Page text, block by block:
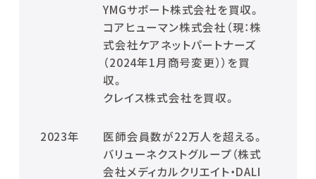
YMGサポート株式会社を買収。
コアヒューマン株式会社（現：株
式会社ケアネットパートナーズ
（2024年1月商号変更））を買
収。
クレイス株式会社を買収。
2023年
医師会員数が22万人を超える。
バリューネクストグループ（株式
会社メディカルクリエイト・DALI